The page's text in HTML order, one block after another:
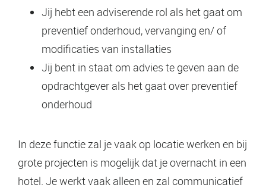
Jij hebt een adviserende rol als het gaat om
preventief onderhoud, vervanging en/ of
modificaties van installaties
Jij bent in staat om advies te geven aan de
opdrachtgever als het gaat over preventief
onderhoud
In deze functie zal je vaak op locatie werken en bij
grote projecten is mogelijk dat je overnacht in een
hotel. Je werkt vaak alleen en zal communicatief